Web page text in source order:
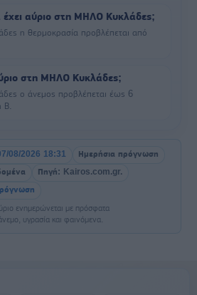
έχει αύριο στη ΜΗΛΟ Κυκλάδες;
η θερμοκρασία προβλέπεται από
στη ΜΗΛΟ Κυκλάδες;
ο άνεμος προβλέπεται έως 6
Β.
08/2026 18:31 Ημερήσια πρόγνωση
Πηγή: Kairos.com.gr.
ενημερώνεται με πρόσφατα
υγρασία και φαινόμενα.